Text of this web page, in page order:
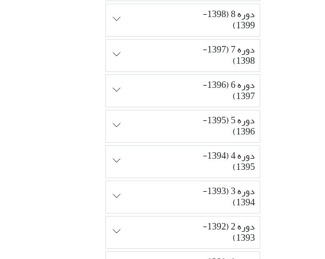
دوره 8 (1398-
1399)
دوره 7 (1397-
1398)
دوره 6 (1396-
1397)
دوره 5 (1395-
1396)
دوره 4 (1394-
1395)
دوره 3 (1393-
1394)
دوره 2 (1392-
1393)